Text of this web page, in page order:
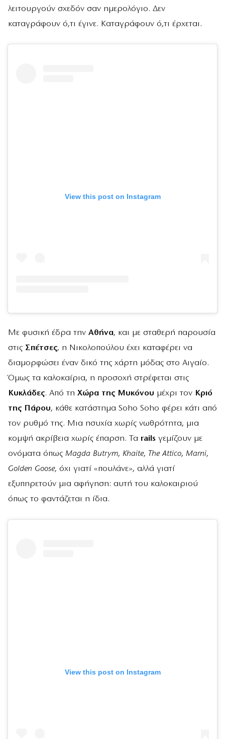
λειτουργούν σχεδόν σαν ημερολόγιο. Δεν
καταγράφουν ό,τι έγινε. Καταγράφουν ό,τι έρχεται.
View this post on Instagram
Με φυσική έδρα την Αθήνα, και με σταθερή παρουσία
στις Σπέτσες, η Νικολοπούλου έχει καταφέρει να
διαμορφώσει έναν δικό της χάρτη μόδας στο Αιγαίο.
Όμως τα καλοκαίρια, η προσοχή στρέφεται στις
Κυκλάδες. Από τη Χώρα της Μυκόνου μέχρι τον Κριό
της Πάρου, κάθε κατάστημα Soho Soho φέρει κάτι από
τον ρυθμό της. Μια ησυχία χωρίς νωθρότητα, μια
κομψή ακρίβεια χωρίς έπαρση. Τα rails γεμίζουν με
ονόματα όπως Magda Butrym, Khaite, The Attico, Marni,
Golden Goose, όχι γιατί «πουλάνε», αλλά γιατί
εξυπηρετούν μια αφήγηση: αυτή του καλοκαιριού
όπως το φαντάζεται η ίδια.
View this post on Instagram